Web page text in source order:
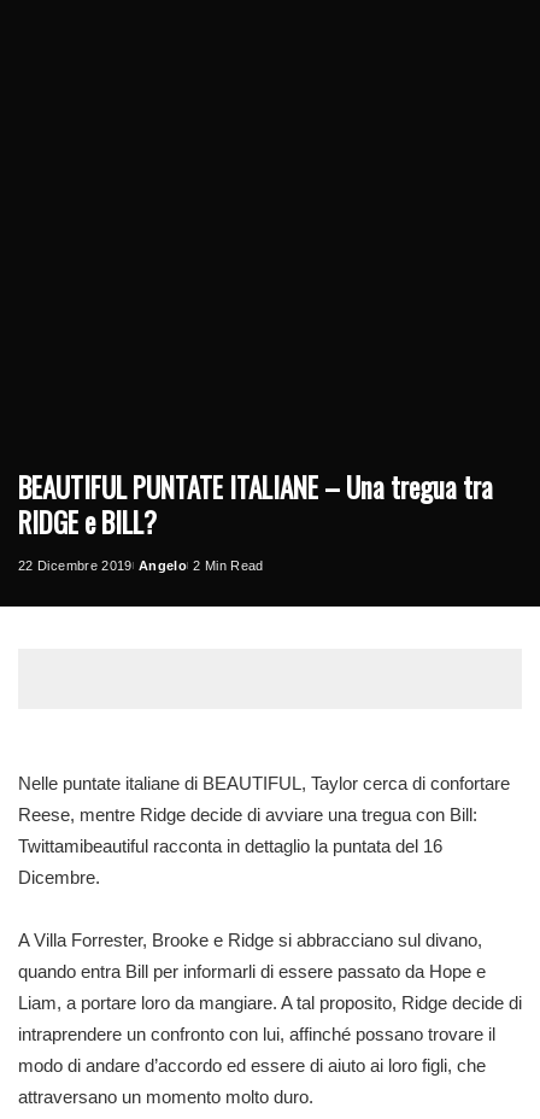
BEAUTIFUL PUNTATE ITALIANE – Una tregua tra
RIDGE e BILL?
22 Dicembre 2019
Posted
Angelo 2 Min Read
Nelle puntate italiane di BEAUTIFUL, Taylor cerca di confortare
Reese, mentre Ridge decide di avviare una tregua con Bill:
Twittamibeautiful racconta in dettaglio la puntata del 16
Dicembre.
A Villa Forrester, Brooke e Ridge si abbracciano sul divano,
quando entra Bill per informarli di essere passato da Hope e
Liam, a portare loro da mangiare. A tal proposito, Ridge decide di
intraprendere un confronto con lui, affinché possano trovare il
modo di andare d’accordo ed essere di aiuto ai loro figli, che
attraversano un momento molto duro.